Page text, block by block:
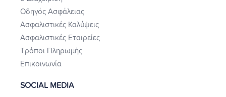
Οδηγός Ασφάλειας
Ασφαλιστικές Καλύψεις
Ασφαλιστικές Εταιρείες
Τρόποι Πληρωμής
Επικοινωνία
SOCIAL MEDIA